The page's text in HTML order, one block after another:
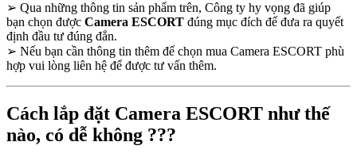
➢ Qua những thông tin sản phẩm trên, Công ty hy vọng đã giúp
bạn chọn được Camera ESCORT đúng mục đích để đưa ra quyết
định đầu tư đúng đắn.
➢ Nếu bạn cần thông tin thêm để chọn mua Camera ESCORT phù
hợp vui lòng liên hệ để được tư vấn thêm.
Cách lắp đặt Camera ESCORT như thế
nào, có dễ không ???